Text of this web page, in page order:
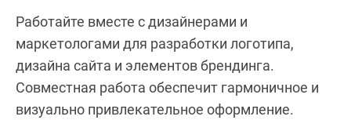
Работайте вместе с дизайнерами и
маркетологами для разработки логотипа,
дизайна сайта и элементов брендинга.
Совместная работа обеспечит гармоничное и
визуально привлекательное оформление.